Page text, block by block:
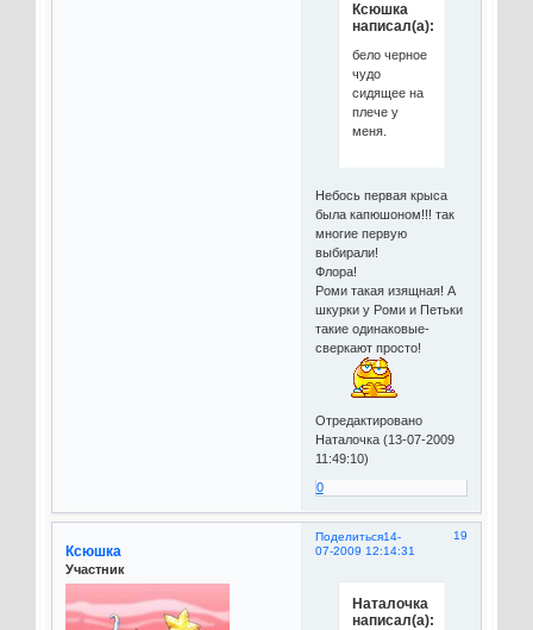
Ксюшка
написал(а):
бело черное
чудо
сидящее на
плече у
меня.
Небось первая крыса
была капюшоном!!! так
многие первую
выбирали!
Флора!
Роми такая изящная! А
шкурки у Роми и Петьки
такие одинаковые-
сверкают просто!
Отредактировано
Наталочка (13-07-2009
11:49:10)
0
Поделиться 19
14-
07-2009 12:14:31
Ксюшка
Участник
Наталочка
написал(а):